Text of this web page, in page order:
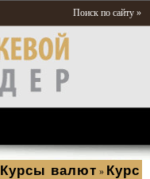
Поиск по сайту »
Курсы валют » Курс